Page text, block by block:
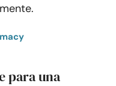
para una